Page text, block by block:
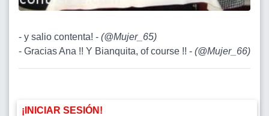
- y salio contenta! - (@Mujer_65)
- Gracias Ana !! Y Bianquita, of course !! - (@Mujer_66)
¡INICIAR SESIÓN!